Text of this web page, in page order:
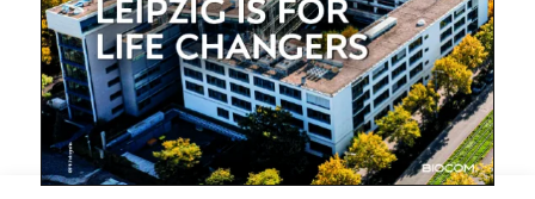
Mail
(erforderlich)